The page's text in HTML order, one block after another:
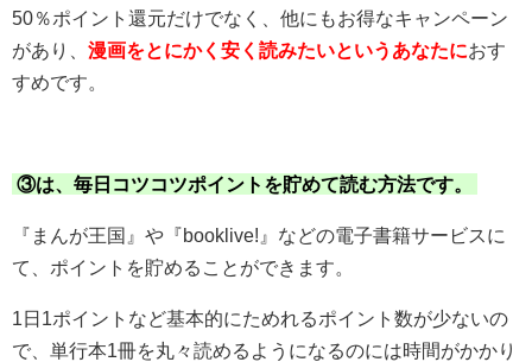
50％ポイント還元だけでなく、他にもお得なキャンペーン
があり、 漫画をとにかく安く読みたいというあなたにおす
すめです。
③は、毎日コツコツポイントを貯めて読む方法です。
『まんが王国』や『booklive!』などの電子書籍サービスに
て、ポイントを貯めることができます。
1日1ポイントなど基本的にためれるポイント数が少ないの
で、単行本1冊を丸々読めるようになるのには時間がかかり